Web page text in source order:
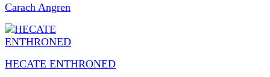
Carach Angren
HECATE ENTHRONED